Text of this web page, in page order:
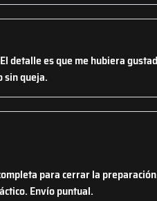
detalle es que me hubiera
sin queja.
para cerrar la
Envío puntual.